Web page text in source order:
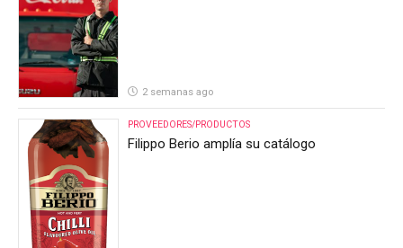
2 semanas ago
PROVEEDORES/PRODUCTOS
Filippo Berio amplía su catálogo